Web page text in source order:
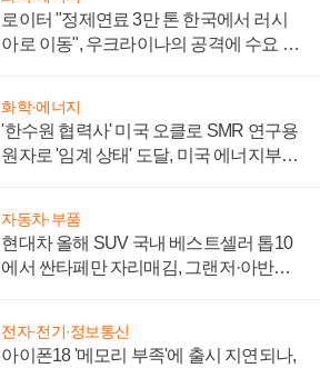
로이터 "정제연료 3만 톤 한국에서 러시
아로 이동", 우크라이나의 공격에 수요 늘
화학·에너지
'한수원 협력사' 미국 오클로 SMR 연구용
원자로 '임계 상태' 도달, 미국 에너지부
자동차·부품
현대차 올해 SUV 국내 베스트셀러 톱10
에서 싼타페만 자리매김, 그랜저·아반떼
전자·전기·정보통신
아이폰18 '메모리 부족'에 출시 지연되나,